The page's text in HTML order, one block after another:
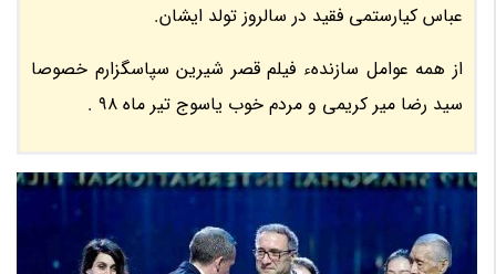
عباس کیارستمی فقید در سالروز تولد ایشان.
از همه عوامل سازندهء فیلم قصر شیرین سپاسگزارم خصوصا
سید رضا میر کریمی و مردم خوب یاسوج تیر ماه 98 .